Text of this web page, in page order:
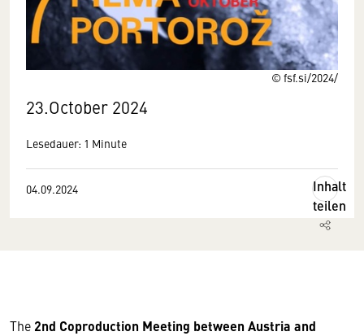
© fsf.si/2024/
23.October 2024
Lesedauer: 1 Minute
04.09.2024
Inhalt
teilen
The 2nd Coproduction Meeting between Austria and